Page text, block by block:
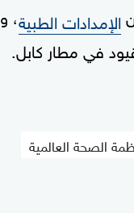
الإمدادات الطبية،
في مطار كابل.
الصحة العالمية